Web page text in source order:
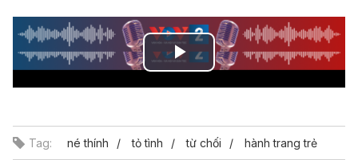
Play
Tag: né thính tỏ tình từ chối hành trang trẻ